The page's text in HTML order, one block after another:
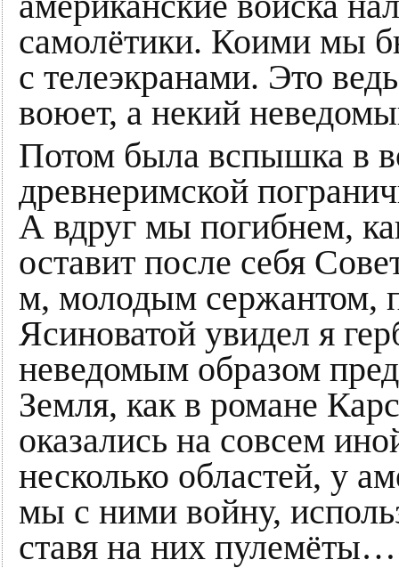
самолётики. Коими мы
с телеэкранами. Это
воюет, а некий
Потом была вспышка в
древнеримской
А вдруг мы погибнем,
оставит после себя
м, молодым сержантом,
Ясиноватой увидел я
неведомым образом
Земля, как в романе
оказались на совсем
несколько областей, у
мы с ними войну,
ставя на них пулемёты…